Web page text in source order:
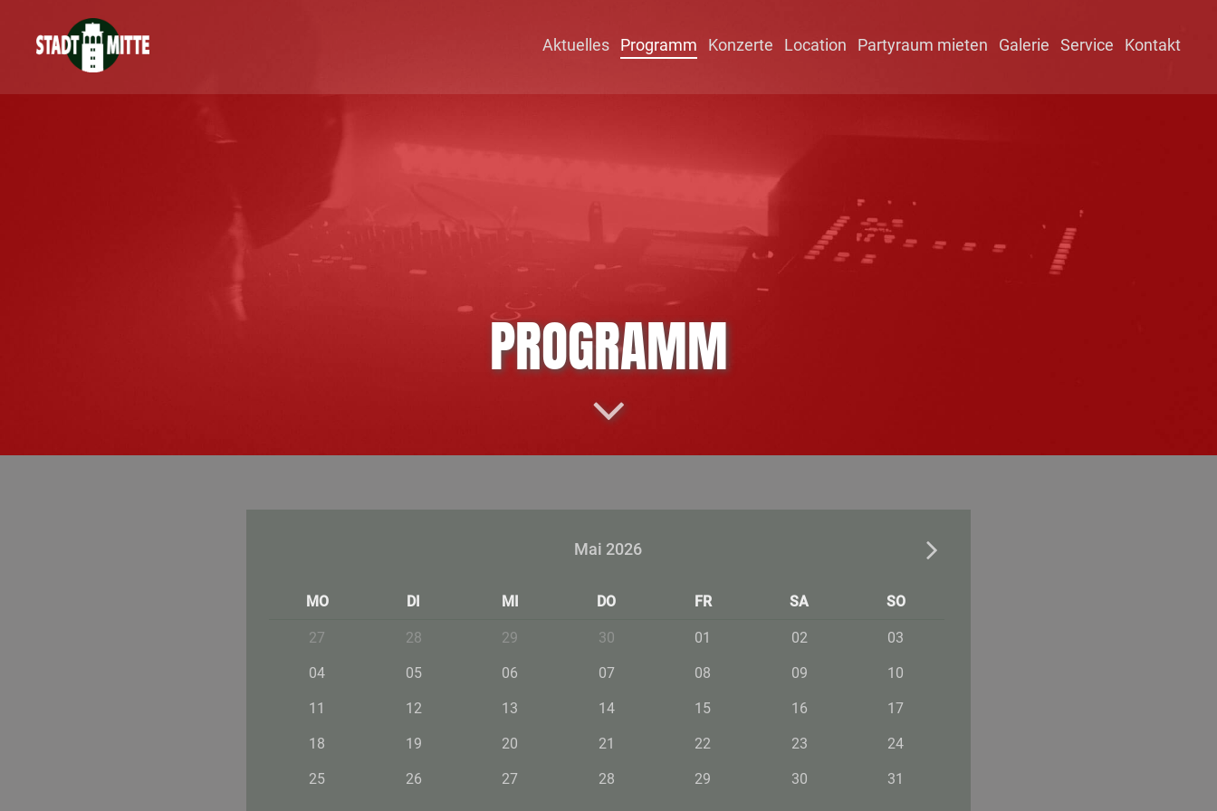
Aktuelles Programm Konzerte Location Partyraum mieten Galerie Service Kontakt
PROGRAMM
Mai 2026
MO DI MI DO FR SA SO
27 28 29 30 01 02 03
04 05 06 07 08 09 10
11 12 13 14 15 16 17
18 19 20 21 22 23 24
25 26 27 28 29 30 31